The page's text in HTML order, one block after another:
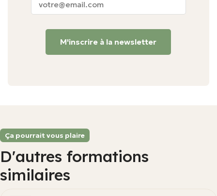
M'inscrire à la newsletter
Ça pourrait vous plaire
D'autres formations
similaires